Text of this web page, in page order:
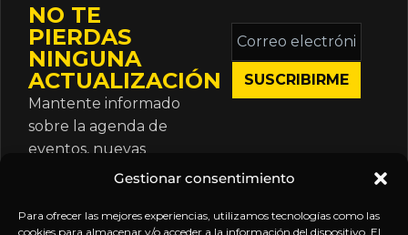
Gestionar consentimiento
Para ofrecer las mejores experiencias, utilizamos tecnologías como las
cookies para almacenar y/o acceder a la información del dispositivo. El
NO TE
PIERDAS
NINGUNA
ACTUALIZACIÓN
Mantente informado
sobre la agenda de
eventos, nuevas
publicaciones y
suscripción.
Correo
electrónico
*